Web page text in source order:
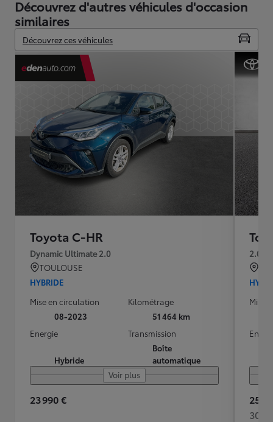
Découvrez d'autres véhicules d'occasion
similaires
Découvrez ces véhicules
Toyota C-HR
Dynamic Ultimate 2.0
TOULOUSE
HYBRIDE
Mise en circulation
08-2023
Kilométrage
51 464 km
Energie
Hybride
Transmission
Boîte
automatique
Voir plus
23 990 €
2.0
Mise
25
302